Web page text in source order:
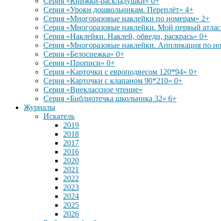
Серия «Уроки дошкольникам. Переплёт» 4+
Серия «Многоразовые наклейки по номерам» 2+
Серия «Многоразовые наклейки. Мой первый
Серия «Наклейки. Наклей, обведи, раскрась» 0+
Серия «Многоразовые наклейки. Аппликация по
Серия «Белоснежка» 0+
Серия «Прописи» 0+
Серия «Карточки с европодвесом 120*94» 0+
Серия «Карточки с клапаном 90*210» 0+
Серия «Внеклассное чтение»
Серия «Библиотечка школьника 32» 6+
Журналы
Искатель
2019
2018
2017
2016
2020
2021
2022
2023
2024
2025
2026